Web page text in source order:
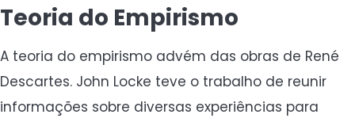
Teoria do Empirismo
A teoria do empirismo advém das obras de René
Descartes. John Locke teve o trabalho de reunir
informações sobre diversas experiências para